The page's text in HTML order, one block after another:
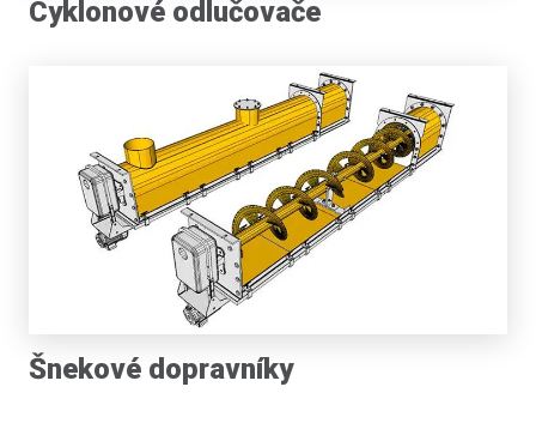
Cyklonové odlučovače
Šnekové dopravníky